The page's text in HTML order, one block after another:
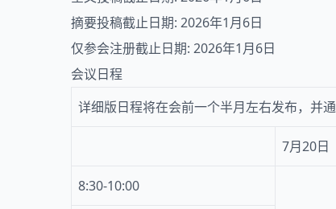
摘要投稿截止日期: 2026年1月6日
仅参会注册截止日期: 2026年1月6日
会议日程
详细版日程将在会前一个半月左右发布，并
7月20日
8:30-10:00